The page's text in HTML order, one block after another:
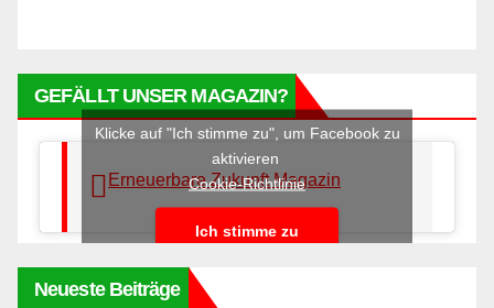
GEFÄLLT UNSER MAGAZIN?
Erneuerbare Zukunft Magazin
Klicke auf "Ich stimme zu", um Facebook zu
aktivieren
Cookie-Richtlinie
Ich stimme zu
Neueste Beiträge